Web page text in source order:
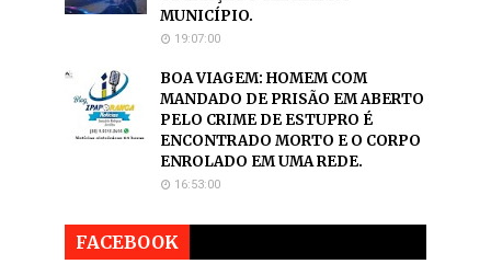
MUNICÍPIO.
19:07:00
BOA VIAGEM: HOMEM COM
MANDADO DE PRISÃO EM ABERTO
PELO CRIME DE ESTUPRO É
ENCONTRADO MORTO E O CORPO
ENROLADO EM UMA REDE.
16:53:00
FACEBOOK